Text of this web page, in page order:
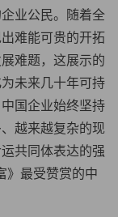
业公民。随着全
难能可贵的开拓
难题，这展示的
未来几十年可持
国企业始终坚持
越来越复杂的现
共同体表达的强
最受赞赏的中